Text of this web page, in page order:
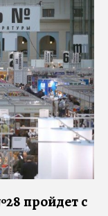
пройдет с